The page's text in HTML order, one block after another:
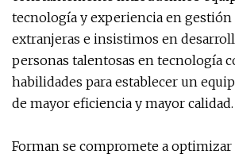
tecnología y experiencia en gestión
extranjeras e insistimos en
personas talentosas en tecnología
habilidades para establecer un
de mayor eficiencia y mayor calidad.
Forman se compromete a optimizar